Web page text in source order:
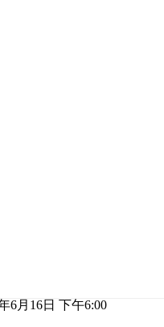
6月16日 下午6:00